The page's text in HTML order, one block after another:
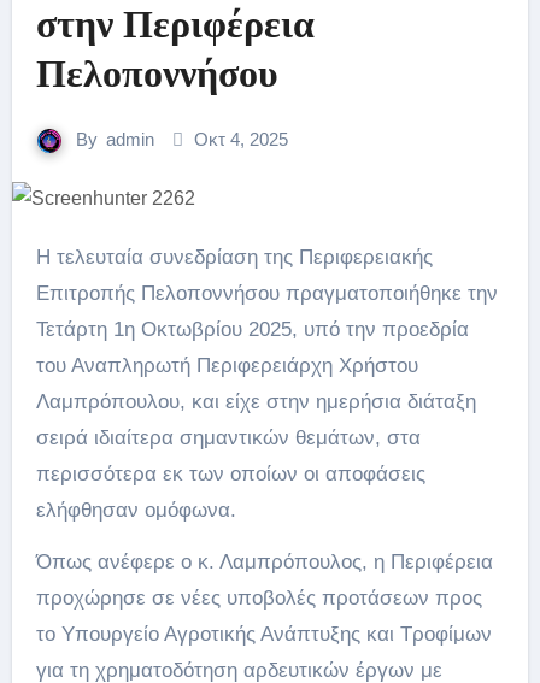
στην Περιφέρεια
Πελοποννήσου
By admin Οκτ 4, 2025
Η τελευταία συνεδρίαση της Περιφερειακής
Επιτροπής Πελοποννήσου πραγματοποιήθηκε την
Τετάρτη 1η Οκτωβρίου 2025, υπό την προεδρία
του Αναπληρωτή Περιφερειάρχη Χρήστου
Λαμπρόπουλου, και είχε στην ημερήσια διάταξη
σειρά ιδιαίτερα σημαντικών θεμάτων, στα
περισσότερα εκ των οποίων οι αποφάσεις
ελήφθησαν ομόφωνα.
Όπως ανέφερε ο κ. Λαμπρόπουλος, η Περιφέρεια
προχώρησε σε νέες υποβολές προτάσεων προς
το Υπουργείο Αγροτικής Ανάπτυξης και Τροφίμων
για τη χρηματοδότηση αρδευτικών έργων με